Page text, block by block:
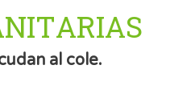
ITARIAS
al cole.